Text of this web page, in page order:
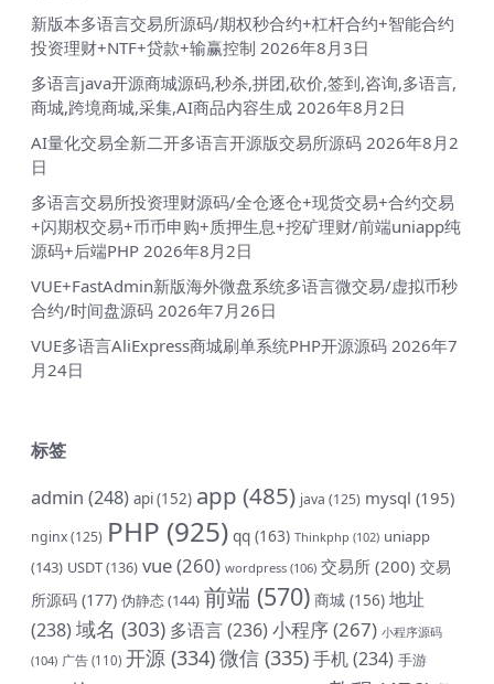
新版本多语言交易所源码/期权秒合约+杠杆合约+智能合约
投资理财+NTF+贷款+输赢控制 2026年8月3日
多语言java开源商城源码,秒杀,拼团,砍价,签到,咨询,多语言,
商城,跨境商城,采集,AI商品内容生成 2026年8月2日
AI量化交易全新二开多语言开源版交易所源码 2026年8月2
日
多语言交易所投资理财源码/全仓逐仓+现货交易+合约交易
+闪期权交易+币币申购+质押生息+挖矿理财/前端uniapp纯
源码+后端PHP 2026年8月2日
VUE+FastAdmin新版海外微盘系统多语言微交易/虚拟币秒
合约/时间盘源码 2026年7月26日
VUE多语言AliExpress商城刷单系统PHP开源源码 2026年7
月24日
标签
admin (248) api(152) app (485) java (125) mysql (195)
nginx(125) PHP (925) qq (163) Thinkphp (102) uniapp
(143) USDT(136) vue(260) wordpress (106) 交易所 (200) 交易
所源码 (177) 伪静态(144) 前端 (570) 商城 (156) 地址
(238)域名 (303) 多语言(236) 小程序(267) 小程序源码
(104) 广告 (110) 开源 (334)微信 (335)手机(234) 手游